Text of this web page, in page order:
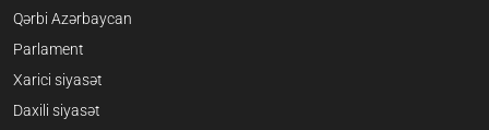
Qərbi Azərbaycan
Parlament
Xarici siyasət
Daxili siyasət